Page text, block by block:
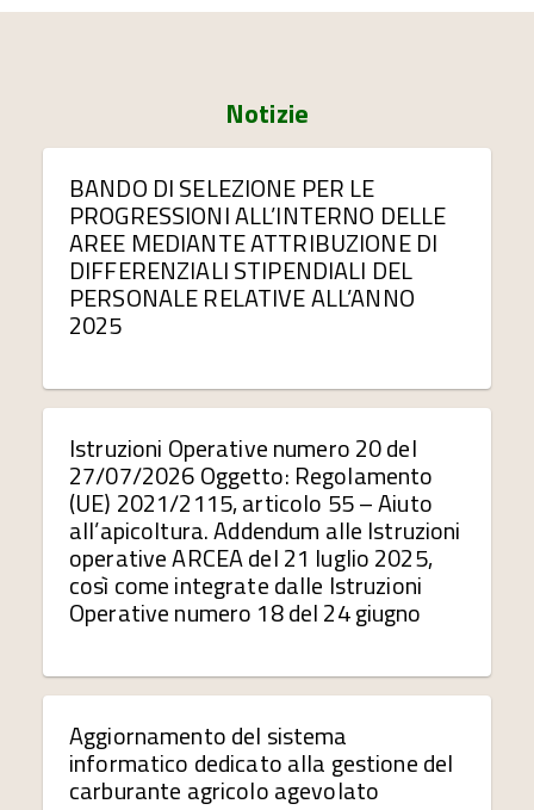
Notizie
BANDO DI SELEZIONE PER LE
PROGRESSIONI ALL’INTERNO DELLE
AREE MEDIANTE ATTRIBUZIONE DI
DIFFERENZIALI STIPENDIALI DEL
PERSONALE RELATIVE ALL’ANNO
2025
Istruzioni Operative numero 20 del
27/07/2026 Oggetto: Regolamento
(UE) 2021/2115, articolo 55 – Aiuto
all’apicoltura. Addendum alle Istruzioni
operative ARCEA del 21 luglio 2025,
così come integrate dalle Istruzioni
Operative numero 18 del 24 giugno
Aggiornamento del sistema
informatico dedicato alla gestione del
carburante agricolo agevolato